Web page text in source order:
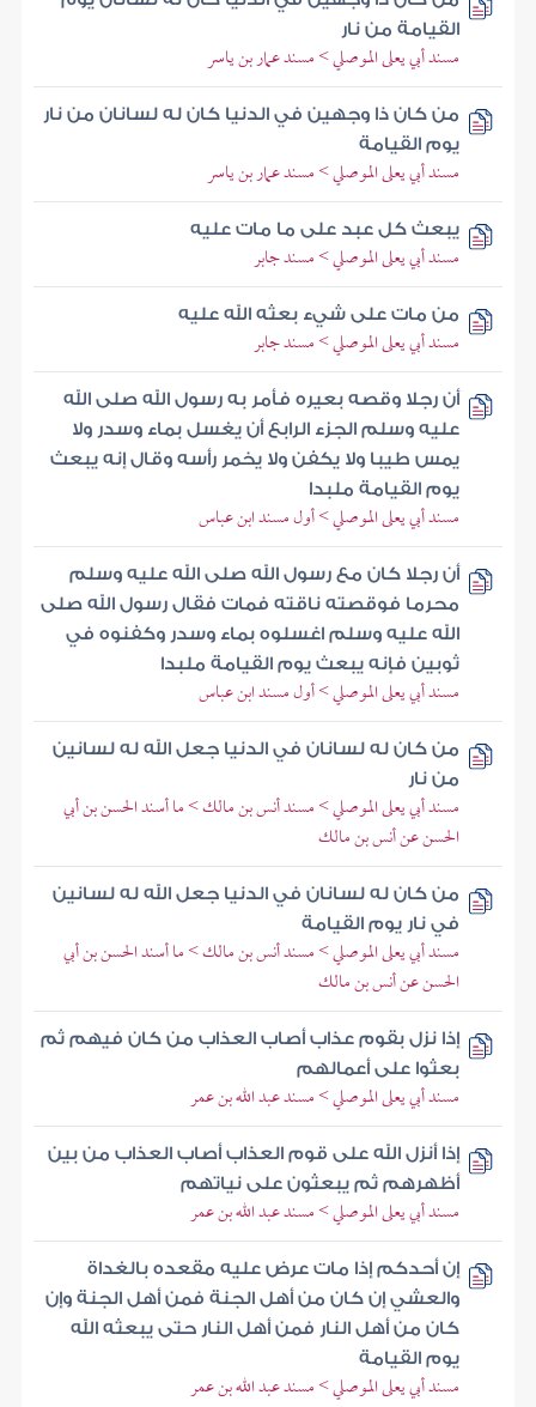
القيامة من نار
مسند أبي يعلى الموصلي > مسند عمار بن ياسر
من كان ذا وجهين في الدنيا كان له لسانان من نار
يوم القيامة
مسند أبي يعلى الموصلي > مسند عمار بن ياسر
يبعث كل عبد على ما مات عليه
مسند أبي يعلى الموصلي > مسند جابر
من مات على شيء بعثه الله عليه
مسند أبي يعلى الموصلي > مسند جابر
أن رجلا وقصه بعيره فأمر به رسول الله صلى الله
عليه وسلم الجزء الرابع أن يغسل بماء وسدر ولا
يمس طيبا ولا يكفن ولا يخمر رأسه وقال إنه يبعث
يوم القيامة ملبدا
مسند أبي يعلى الموصلي > أول مسند ابن عباس
أن رجلا كان مع رسول الله صلى الله عليه وسلم
محرما فوقصته ناقته فمات فقال رسول الله صلى
الله عليه وسلم اغسلوه بماء وسدر وكفنوه في
ثوبين فإنه يبعث يوم القيامة ملبدا
مسند أبي يعلى الموصلي > أول مسند ابن عباس
من كان له لسانان في الدنيا جعل الله له لسانين
من نار
مسند أبي يعلى الموصلي > مسند أنس بن مالك > ما أسند الحسن بن أبي
الحسن عن أنس بن مالك
من كان له لسانان في الدنيا جعل الله له لسانين
في نار يوم القيامة
مسند أبي يعلى الموصلي > مسند أنس بن مالك > ما أسند الحسن بن أبي
الحسن عن أنس بن مالك
إذا نزل بقوم عذاب أصاب العذاب من كان فيهم ثم
بعثوا على أعمالهم
مسند أبي يعلى الموصلي > مسند عبد الله بن عمر
إذا أنزل الله على قوم العذاب أصاب العذاب من بين
أظهرهم ثم يبعثون على نياتهم
مسند أبي يعلى الموصلي > مسند عبد الله بن عمر
إن أحدكم إذا مات عرض عليه مقعده بالغداة
والعشي إن كان من أهل الجنة فمن أهل الجنة وإن
كان من أهل النار فمن أهل النار حتى يبعثه الله
يوم القيامة
مسند أبي يعلى الموصلي > مسند عبد الله بن عمر